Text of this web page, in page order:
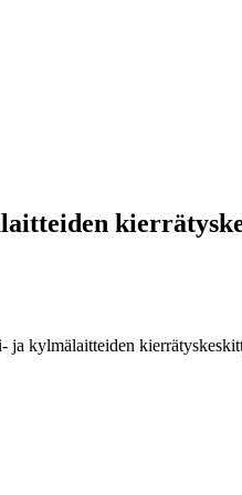
ja kylmälaitteiden